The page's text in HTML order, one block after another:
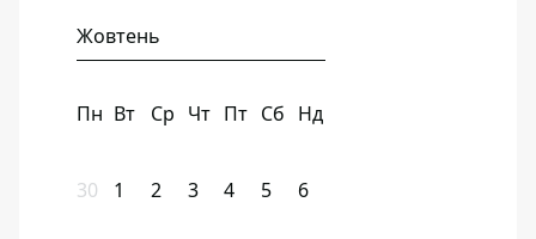
Жовтень
Пн Вт Ср Чт Пт Сб Нд
30 1 2 3 4 5 6